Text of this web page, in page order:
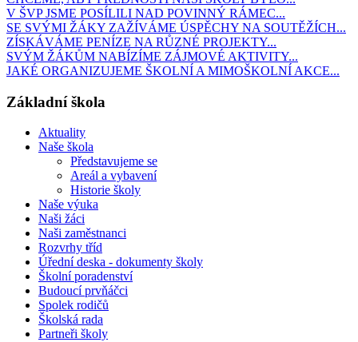
V ŠVP JSME POSÍLILI NAD POVINNÝ RÁMEC...
SE SVÝMI ŽÁKY ZAŽÍVÁME ÚSPĚCHY NA SOUTĚŽÍCH...
ZÍSKÁVÁME PENÍZE NA RŮZNÉ PROJEKTY...
SVÝM ŽÁKŮM NABÍZÍME ZÁJMOVÉ AKTIVITY...
JAKÉ ORGANIZUJEME ŠKOLNÍ A MIMOŠKOLNÍ AKCE...
Základní škola
Aktuality
Naše škola
Představujeme se
Areál a vybavení
Historie školy
Naše výuka
Naši žáci
Naši zaměstnanci
Rozvrhy tříd
Úřední deska - dokumenty školy
Školní poradenství
Budoucí prvňáčci
Spolek rodičů
Školská rada
Partneři školy